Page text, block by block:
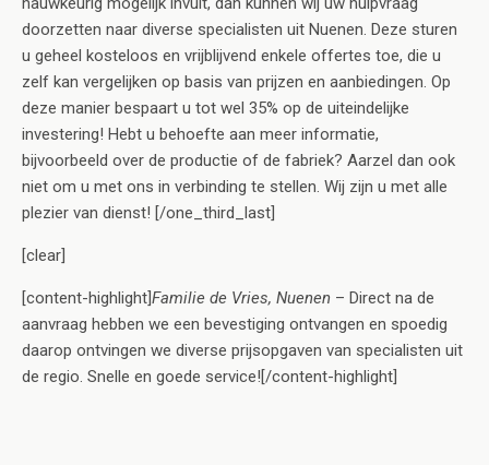
doorzetten naar diverse specialisten uit Nuenen. Deze sturen
u geheel kosteloos en vrijblijvend enkele offertes toe, die u
zelf kan vergelijken op basis van prijzen en aanbiedingen. Op
deze manier bespaart u tot wel 35% op de uiteindelijke
investering! Hebt u behoefte aan meer informatie,
bijvoorbeeld over de productie of de fabriek? Aarzel dan ook
niet om u met ons in verbinding te stellen. Wij zijn u met alle
plezier van dienst! [/one_third_last]
[clear]
[content-highlight]Familie de Vries, Nuenen – Direct na de
aanvraag hebben we een bevestiging ontvangen en spoedig
daarop ontvingen we diverse prijsopgaven van specialisten uit
de regio. Snelle en goede service![/content-highlight]